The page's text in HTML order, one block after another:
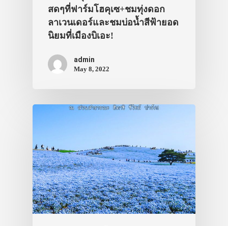
สดๆที่ฟาร์มโฮคุเซ+ชมทุ่งดอก
ลาเวนเดอร์และชมบ่อน้ำสีฟ้ายอด
นิยมที่เมืองบิเอะ!
admin
May 8, 2022
ประเทศญี่ปุ่น
เอง
รถบัส
เดินทาง
ทัวร์